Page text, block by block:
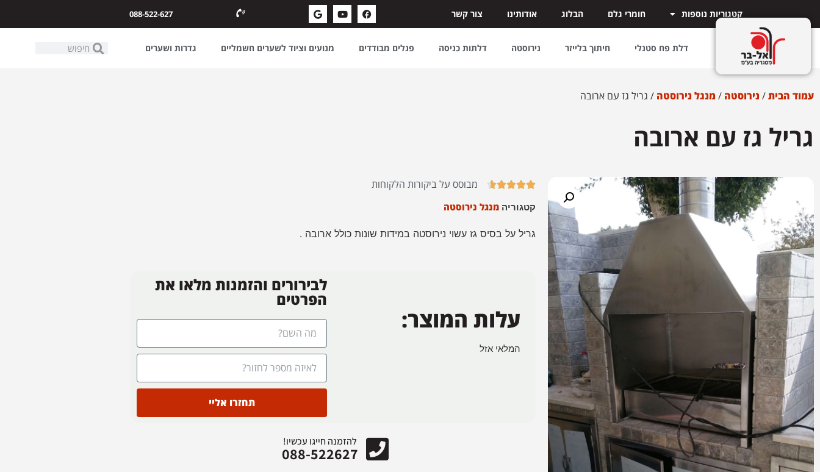
קטגוריות נוספות חומרי גלם הבלוג אודותינו צור קשר 088-522-627
דלת פח סטנלי חיתוך בלייזר נירוסטה דלתות כניסה פנלים מבודדים מנועים וציוד לשערים חשמליים גדרות ושערים
עמוד הבית/ נירוסטה /מנגל נירוסטה / גריל גז עם ארובה
גריל גז עם ארובה




 מבוסס על ביקורות הלקוחות
קטגוריה מנגל נירוסטה
גריל על בסיס גז עשוי נירוסטה במידות שונות כולל ארובה .
עלות המוצר:
המלאי אזל
לבירורים והזמנות מלאו את
הפרטים
תחזרו אליי
להזמנה חייגו עכשיו!
088-522627